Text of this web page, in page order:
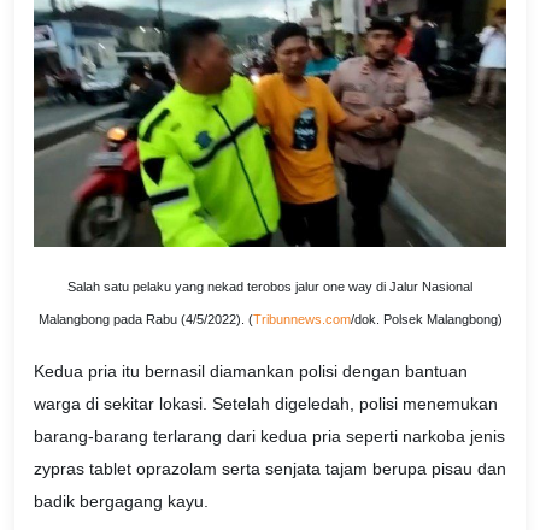
Salah satu pelaku yang nekad terobos jalur one way di Jalur Nasional
Malangbong pada Rabu (4/5/2022). (Tribunnews.com/dok. Polsek Malangbong)
Kedua pria itu bernasil diamankan polisi dengan bantuan
warga di sekitar lokasi. Setelah digeledah, polisi menemukan
barang-barang terlarang dari kedua pria seperti narkoba jenis
zypras tablet oprazolam serta senjata tajam berupa pisau dan
badik bergagang kayu.